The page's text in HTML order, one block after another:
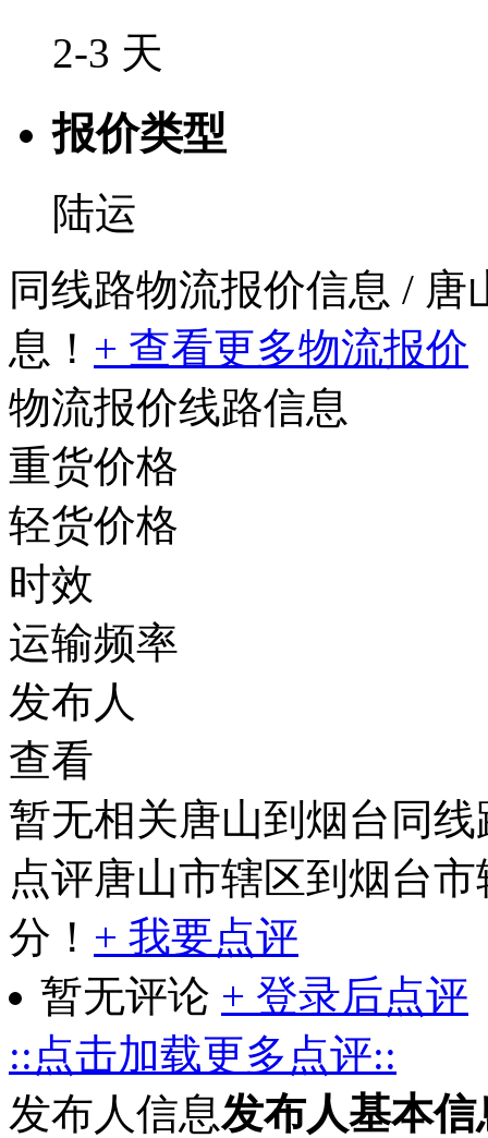
2-3 天
报价类型
陆运
同线路物流报价信息 / 唐
息！ + 查看更多物流报价
物流报价线路信息
重货价格
轻货价格
时效
运输频率
发布人
查看
暂无相关唐山到烟台同
点评唐山市辖区到烟台
分！ + 我要点评
暂无评论 + 登录后点评
::点击加载更多点评::
发布人信息发布人基本信